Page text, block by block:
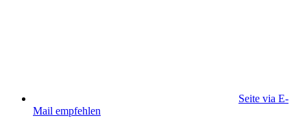
Seite via E-
Mail empfehlen